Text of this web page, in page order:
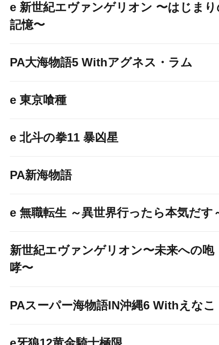
e 新世紀エヴァンゲリオン 〜はじま
記憶〜
PA大海物語5 Withアグネス・ラム
e 東京喰種
e 北斗の拳11 暴凶星
PA新海物語
e 無職転生 ～異世界行ったら本気だす
新世紀エヴァンゲリオン〜未来への咆
哮〜
PAスーパー海物語IN沖縄6 Withえなこ